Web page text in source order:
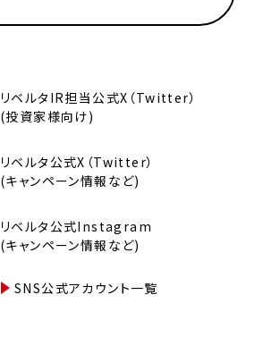
リベルタIR担当公式X（Twitter）
(投資家様向け)
リベルタ公式X（Twitter）
(キャンペーン情報など)
リベルタ公式Instagram
(キャンペーン情報など)
SNS公式アカウント一覧